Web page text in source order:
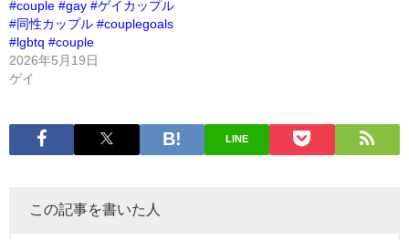
#couple #gay #ゲイカップル
#同性カップル #couplegoals
#lgbtq #couple
2026年5月19日
ゲイ
LINE
この記事を書いた人